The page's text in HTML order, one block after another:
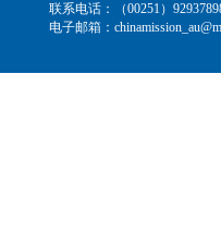
联系电话：（00251）
电子邮箱：